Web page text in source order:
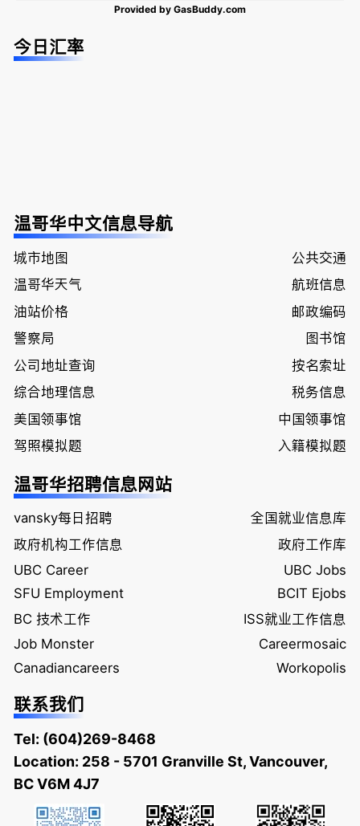
Provided by GasBuddy.com
今日汇率
温哥华中文信息导航
城市地图
公共交通
温哥华天气
航班信息
油站价格
邮政编码
警察局
图书馆
公司地址查询
按名索址
综合地理信息
税务信息
美国领事馆
中国领事馆
驾照模拟题
入籍模拟题
温哥华招聘信息网站
vansky每日招聘
全国就业信息库
政府机构工作信息
政府工作库
UBC Career
UBC Jobs
SFU Employment
BCIT Ejobs
BC 技术工作
ISS就业工作信息
Job Monster
Careermosaic
Canadiancareers
Workopolis
联系我们
Tel: (604)269-8468
Location: 258 - 5701 Granville St, Vancouver,
BC V6M 4J7